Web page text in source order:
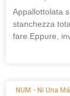
Appallottolata
stanchezza
fare.Eppure,
NUM - Ni Una